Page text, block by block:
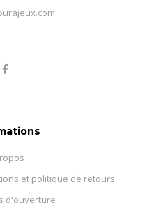
et politique de retours
d'ouverture